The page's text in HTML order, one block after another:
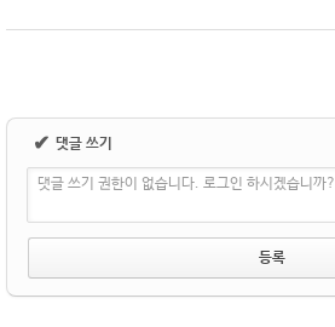
✔ 댓글 쓰기
댓글 쓰기 권한이 없습니다. 로그인 하시겠습니까?